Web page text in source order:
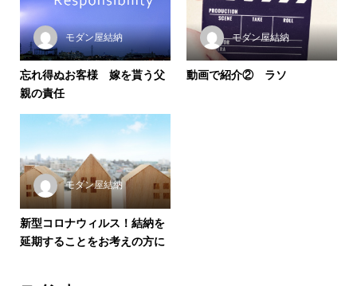
モダン屋結納
忘れ得ぬお客様 嫁を貰う父
親の責任
モダン屋結納
動画で紹介② ラソ
モダン屋結納
新型コロナウィルス！結納を
延期することをお考えの方に